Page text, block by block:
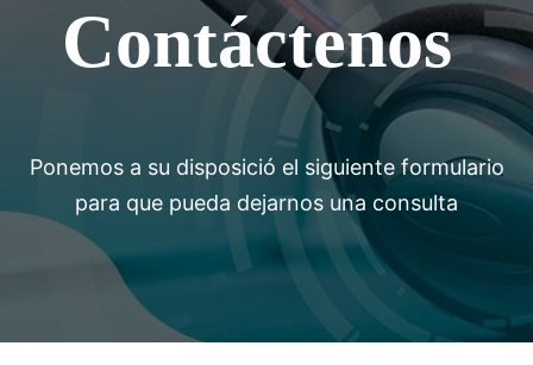
Contáctenos
Ponemos a su disposició el siguiente formulario
para que pueda dejarnos una consulta